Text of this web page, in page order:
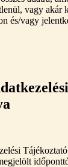
vagy akár
és/vagy